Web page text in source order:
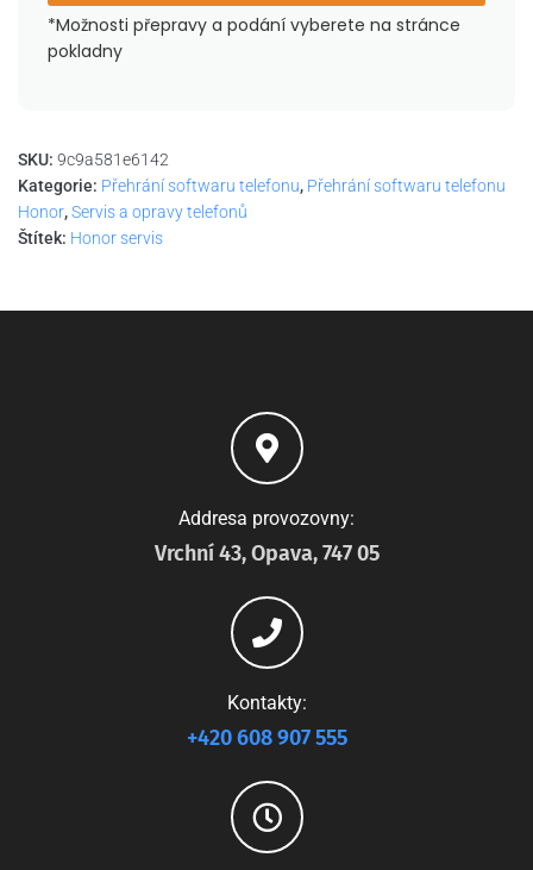
*Možnosti přepravy a podání vyberete na stránce
pokladny
SKU: 9c9a581e6142
Kategorie: Přehrání softwaru telefonu, Přehrání softwaru telefonu
Honor,Servis a opravy telefonů
Štítek: Honor servis
Addresa provozovny:
Vrchní 43, Opava, 747 05
Kontakty:
+420 608 907 555